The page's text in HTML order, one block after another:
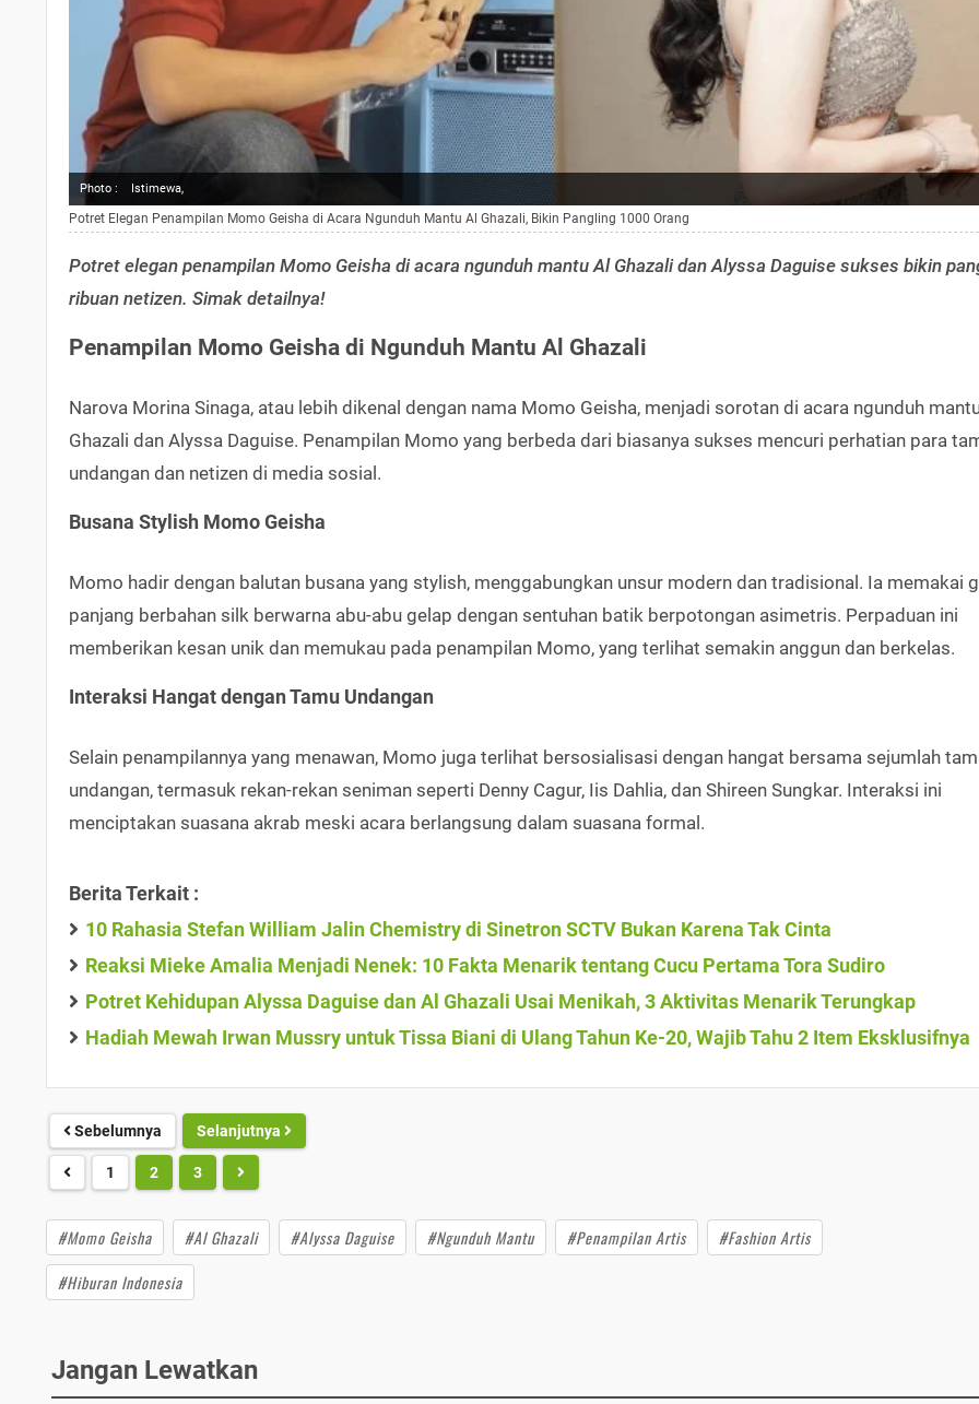
Photo : Istimewa,
Potret Elegan Penampilan Momo Geisha di Acara Ngunduh Mantu Al Ghazali, Bikin Pangling 1000 Orang
Potret elegan penampilan Momo Geisha di acara ngunduh mantu Al Ghazali dan Alyssa Daguise sukses bikin
ribuan netizen. Simak detailnya!
Penampilan Momo Geisha di Ngunduh Mantu Al Ghazali
Narova Morina Sinaga, atau lebih dikenal dengan nama Momo Geisha, menjadi sorotan di acara ngunduh
Ghazali dan Alyssa Daguise. Penampilan Momo yang berbeda dari biasanya sukses mencuri perhatian para
undangan dan netizen di media sosial.
Busana Stylish Momo Geisha
Momo hadir dengan balutan busana yang stylish, menggabungkan unsur modern dan tradisional. Ia memakai
panjang berbahan silk berwarna abu-abu gelap dengan sentuhan batik berpotongan asimetris. Perpaduan ini
memberikan kesan unik dan memukau pada penampilan Momo, yang terlihat semakin anggun dan berkelas.
Interaksi Hangat dengan Tamu Undangan
Selain penampilannya yang menawan, Momo juga terlihat bersosialisasi dengan hangat bersama sejumlah
undangan, termasuk rekan-rekan seniman seperti Denny Cagur, Iis Dahlia, dan Shireen Sungkar. Interaksi ini
menciptakan suasana akrab meski acara berlangsung dalam suasana formal.
Berita Terkait :
10 Rahasia Stefan William Jalin Chemistry di Sinetron SCTV Bukan Karena Tak Cinta
Reaksi Mieke Amalia Menjadi Nenek: 10 Fakta Menarik tentang Cucu Pertama Tora Sudiro
Potret Kehidupan Alyssa Daguise dan Al Ghazali Usai Menikah, 3 Aktivitas Menarik Terungkap
Hadiah Mewah Irwan Mussry untuk Tissa Biani di Ulang Tahun Ke-20, Wajib Tahu 2 Item Eksklusifnya
Sebelumnya Selanjutnya
1 2 3
#Momo Geisha #Al Ghazali #Alyssa Daguise #Ngunduh Mantu #Penampilan Artis
#Fashion Artis
#Hiburan Indonesia
Jangan Lewatkan